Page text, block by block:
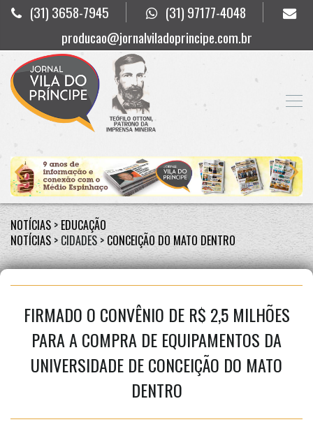
(31) 3658-7945
(31) 97177-4048
producao@jornalviladoprincipe.com.br
NOTÍCIAS > EDUCAÇÃO
NOTÍCIAS > CIDADES > CONCEIÇÃO DO MATO DENTRO
FIRMADO O CONVÊNIO DE R$ 2,5 MILHÕES
PARA A COMPRA DE EQUIPAMENTOS DA
UNIVERSIDADE DE CONCEIÇÃO DO MATO
DENTRO